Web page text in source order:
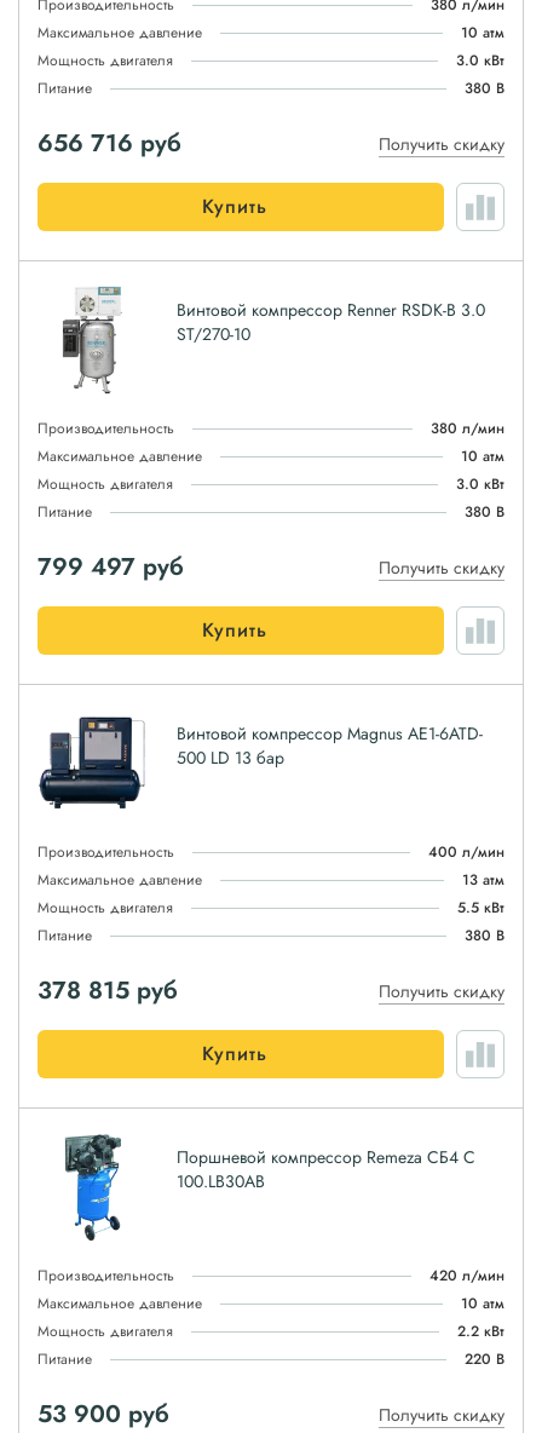
Производительность
380 л/мин
Максимальное давление
10 атм
Мощность двигателя
3.0 кВт
Питание
380 В
656 716 руб Получить скидку
Купить
Винтовой компрессор Renner RSDK-B 3.0
ST/270-10
Производительность
380 л/мин
Максимальное давление
10 атм
Мощность двигателя
3.0 кВт
Питание
380 В
799 497 руб Получить скидку
Купить
Винтовой компрессор Magnus АЕ1-6ATD-
500 LD 13 бар
Производительность
400 л/мин
Максимальное давление
13 атм
Мощность двигателя
5.5 кВт
Питание
380 В
378 815 руб Получить скидку
Купить
Поршневой компрессор Remeza СБ4 С
100.LB30АВ
Производительность
420 л/мин
Максимальное давление
10 атм
Мощность двигателя
2.2 кВт
Питание
220 В
53 900 руб Получить скидку